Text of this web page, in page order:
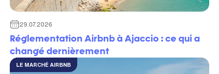
29.07.2026
Réglementation Airbnb à Ajaccio : ce qui a
changé dernièrement
LE MARCHÉ AIRBNB